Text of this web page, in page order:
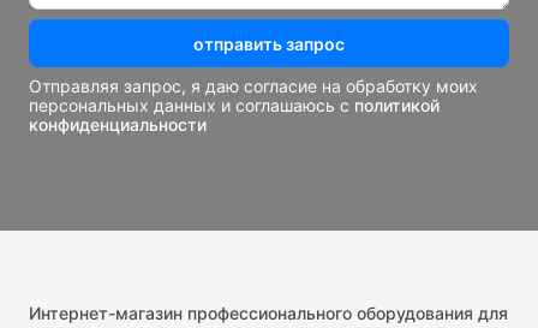
отправить запрос
Отправляя запрос, я даю согласие на обработку моих
персональных данных и соглашаюсь с политикой
конфиденциальности
Интернет-магазин профессионального оборудования для